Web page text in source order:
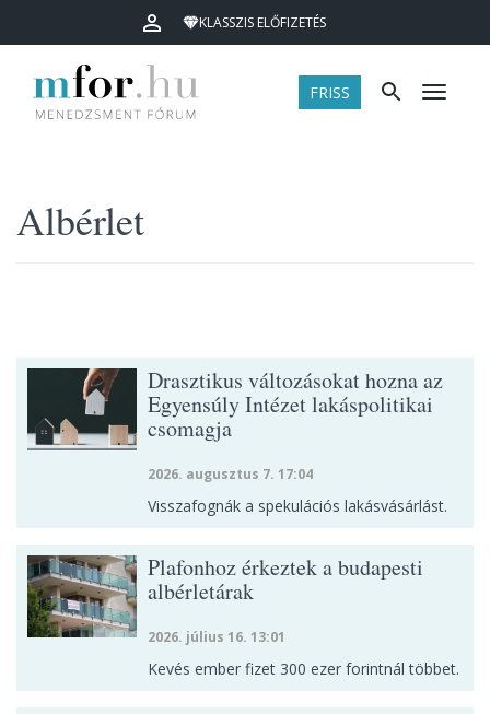
KLASSZIS ELŐFIZETÉS
FRISS Menü
Albérlet
Drasztikus változásokat hozna az
Egyensúly Intézet lakáspolitikai
csomagja
2026. augusztus 7. 17:04
Visszafognák a spekulációs lakásvásárlást.
Plafonhoz érkeztek a budapesti
albérletárak
2026. július 16. 13:01
Kevés ember fizet 300 ezer forintnál többet.